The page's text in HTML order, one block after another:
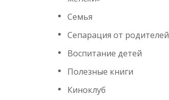
Семья
Сепарация от родителей
Воспитание детей
Полезные книги
Киноклуб